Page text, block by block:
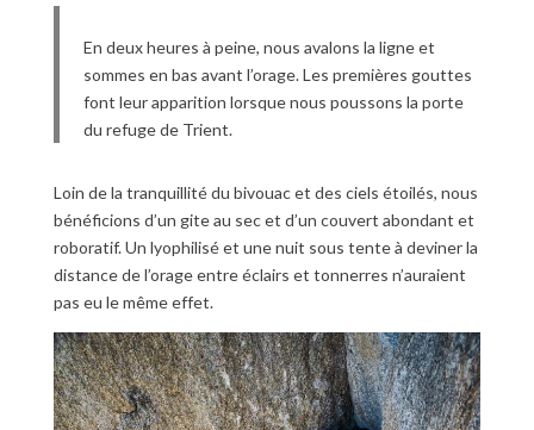
En deux heures à peine, nous avalons la ligne et
sommes en bas avant l’orage. Les premières gouttes
font leur apparition lorsque nous poussons la porte
du refuge de Trient.
Loin de la tranquillité du bivouac et des ciels étoilés, nous
bénéficions d’un gite au sec et d’un couvert abondant et
roboratif. Un lyophilisé et une nuit sous tente à deviner la
distance de l’orage entre éclairs et tonnerres n’auraient
pas eu le même effet.